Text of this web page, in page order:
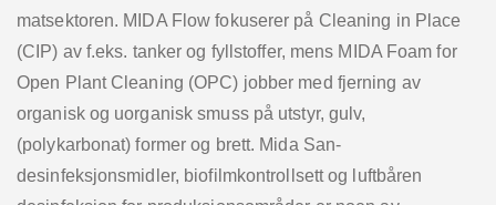
matsektoren. MIDA Flow fokuserer på Cleaning in Place
(CIP) av f.eks. tanker og fyllstoffer, mens MIDA Foam for
Open Plant Cleaning (OPC) jobber med fjerning av
organisk og uorganisk smuss på utstyr, gulv,
(polykarbonat) former og brett. Mida San-
desinfeksjonsmidler, biofilmkontrollsett og luftbåren